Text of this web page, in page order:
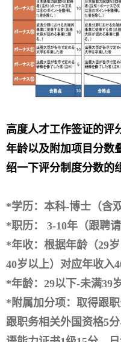
高度人才工作签证的评
年龄以及附加项目分数
绍一下评分制度分数的
*学历：本科-博士（含
*职历： 3-10年（跟聘
*年收：根据年龄（29岁
40岁以上）对应年收入
*年龄：29以下-未满39
*附属加分项：取得跟
跟职务相关外国资格5